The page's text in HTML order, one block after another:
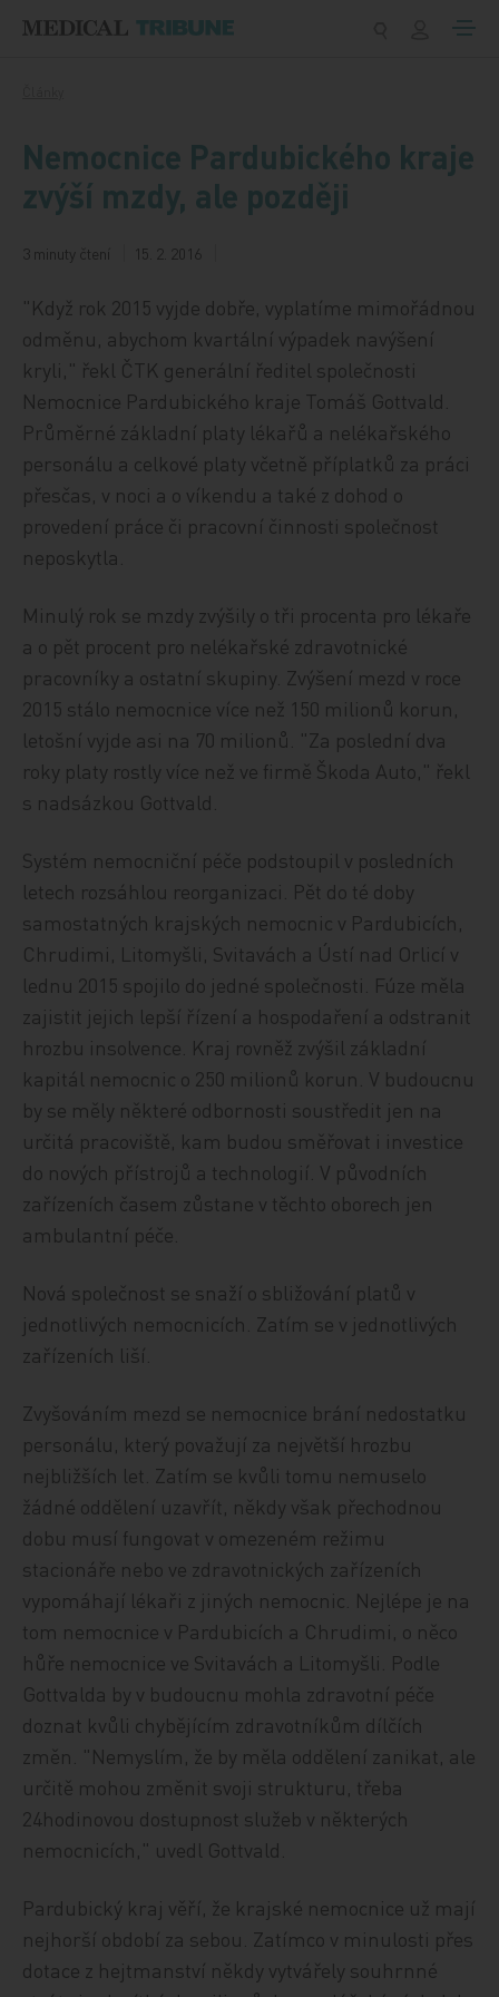
Nemocnice Pardubického kraje
zvýší mzdy, ale později
3 minuty čtení 15. 2. 2016
"Když rok 2015 vyjde dobře, vyplatíme mimořádnou
odměnu, abychom kvartální výpadek navýšení
kryli," řekl ČTK generální ředitel společnosti
Nemocnice Pardubického kraje Tomáš Gottvald.
Průměrné základní platy lékařů a nelékařského
personálu a celkové platy včetně příplatků za práci
přesčas, v noci a o víkendu a také z dohod o
provedení práce či pracovní činnosti společnost
neposkytla.
Minulý rok se mzdy zvýšily o tři procenta pro lékaře
a o pět procent pro nelékařské zdravotnické
pracovníky a ostatní skupiny. Zvýšení mezd v roce
2015 stálo nemocnice více než 150 milionů korun,
letošní vyjde asi na 70 milionů. "Za poslední dva
roky platy rostly více než ve firmě Škoda Auto," řekl
s nadsázkou Gottvald.
Systém nemocniční péče podstoupil v posledních
letech rozsáhlou reorganizaci. Pět do té doby
samostatných krajských nemocnic v Pardubicích,
Chrudimi, Litomyšli, Svitavách a Ústí nad Orlicí v
lednu 2015 spojilo do jedné společnosti. Fúze měla
zajistit jejich lepší řízení a hospodaření a odstranit
hrozbu insolvence. Kraj rovněž zvýšil základní
kapitál nemocnic o 250 milionů korun. V budoucnu
by se měly některé odbornosti soustředit jen na
určitá pracoviště, kam budou směřovat i investice
do nových přístrojů a technologií. V původních
zařízeních časem zůstane v těchto oborech jen
ambulantní péče.
Nová společnost se snaží o sbližování platů v
jednotlivých nemocnicích. Zatím se v jednotlivých
zařízeních liší.
Zvyšováním mezd se nemocnice brání nedostatku
personálu, který považují za největší hrozbu
nejbližších let. Zatím se kvůli tomu nemuselo
žádné oddělení uzavřít, někdy však přechodnou
dobu musí fungovat v omezeném režimu
stacionáře nebo ve zdravotnických zařízeních
vypomáhají lékaři z jiných nemocnic. Nejlépe je na
tom nemocnice v Pardubicích a Chrudimi, o něco
hůře nemocnice ve Svitavách a Litomyšli. Podle
Gottvalda by v budoucnu mohla zdravotní péče
doznat kvůli chybějícím zdravotníkům dílčích
změn. "Nemyslím, že by měla oddělení zanikat, ale
určitě mohou změnit svoji strukturu, třeba
24hodinovou dostupnost služeb v některých
nemocnicích," uvedl Gottvald.
Pardubický kraj věří, že krajské nemocnice už mají
nejhorší období za sebou. Zatímco v minulosti přes
dotace z hejtmanství někdy vytvářely souhrnné